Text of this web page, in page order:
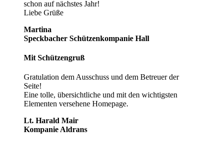
schon auf nächstes Jahr!
Liebe Grüße
Martina
Speckbacher Schützenkompanie Hall
Mit Schützengruß
Gratulation dem Ausschuss und dem Betreuer der
Seite!
Eine tolle, übersichtliche und mit den wichtigsten
Elementen versehene Homepage.
Lt. Harald Mair
Kompanie Aldrans